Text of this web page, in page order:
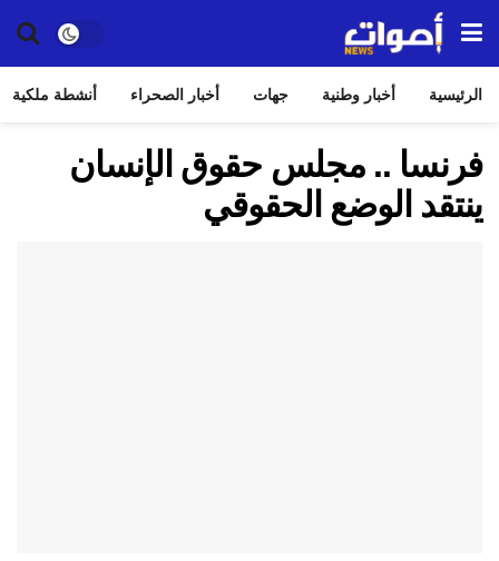
الرئيسية أخبار وطنية جهات أخبار الصحراء أنشطة ملكية
فرنسا .. مجلس حقوق الإنسان
ينتقد الوضع الحقوقي